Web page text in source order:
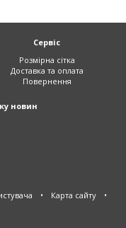
Сервіс
Розмірна сітка
Доставка та оплата
Повернення
новин
• Карта сайту •